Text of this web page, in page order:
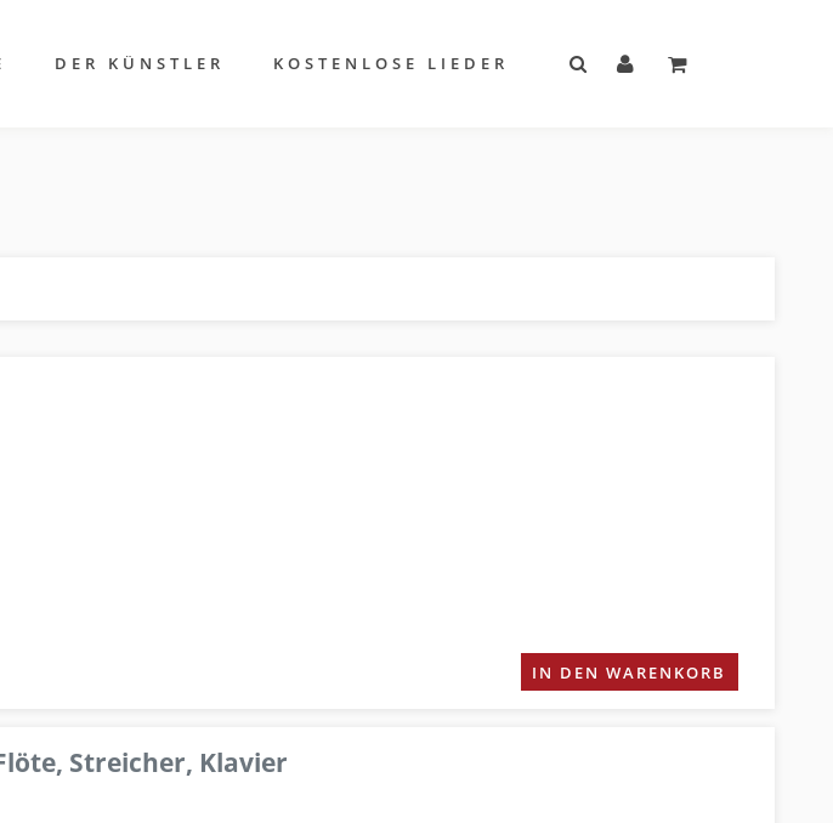
DER KÜNSTLER KOSTENLOSE LIEDER
IN DEN WARENKORB
Streicher, Klavier